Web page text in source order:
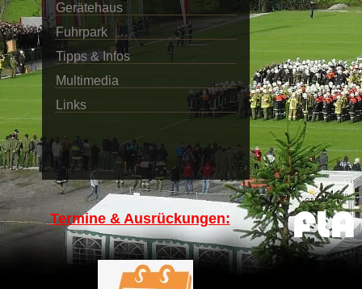
Gerätehaus
Fuhrpark
Tipps & Infos
Multimedia
Links
Termine & Ausrückungen: